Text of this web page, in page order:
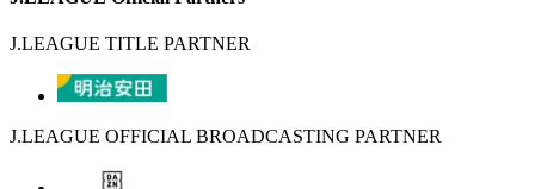
J.LEAGUE TITLE PARTNER
J.LEAGUE OFFICIAL BROADCASTING PARTNER